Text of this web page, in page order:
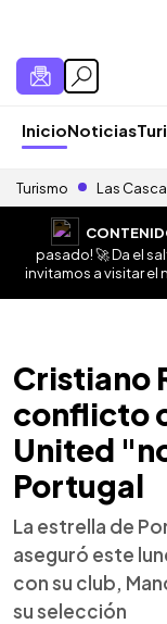
InicioNoticias
Turismo Las
pasado! 🚀 Da el
invitamos a visitar
Cristiano
conflicto
United
Portugal
La estrella de
aseguró este
con su club,
su selección